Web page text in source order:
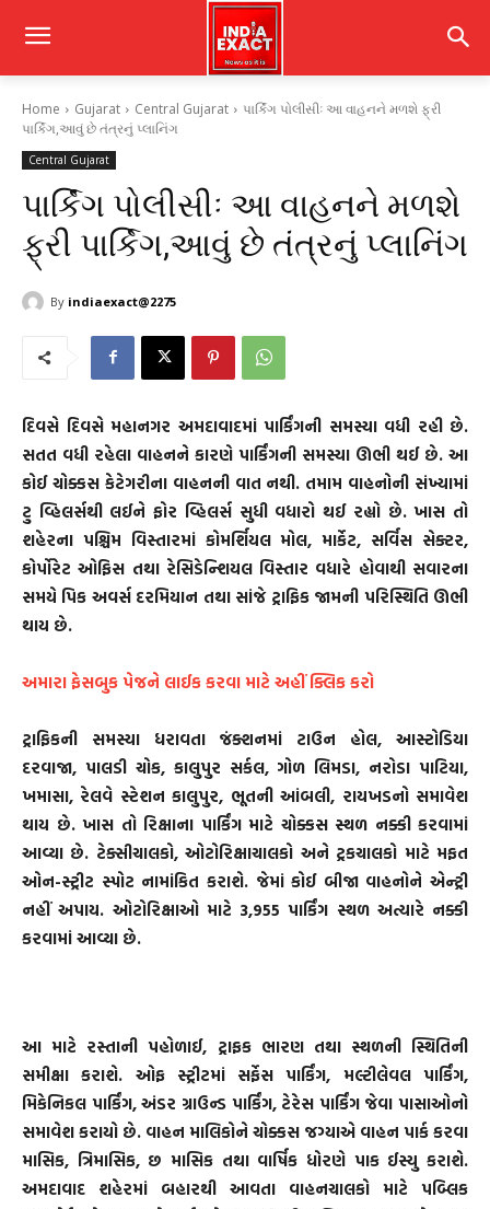
Home Gujarat Central Gujarat
પાર્કિંગ પોલીસીઃ આ વાહનને મળશે ફ્રી
પાર્કિગ,આવું છે તંત્રનું પ્લાનિંગ
Central Gujarat
પાર્કિંગ પોલીસીઃ આ વાહનને મળશે
ફ્રી પાર્કિગ,આવું છે તંત્રનું પ્લાનિંગ
By indiaexact@2275
દિવસે દિવસે મહાનગર અમદાવાદમાં પાર્કિંગની સમસ્યા વધી રહી છે.
સતત વધી રહેલા વાહનને કારણે પાર્કિંગની સમસ્યા ઊભી થઈ છે. આ
કોઈ ચોક્કસ કેટેગરીના વાહનની વાત નથી. તમામ વાહનોની સંખ્યામાં
ટુ વ્હિલર્સથી લઈને ફોર વ્હિલર્સ સુધી વધારો થઈ રહ્યો છે. ખાસ તો
શહેરના પશ્ચિમ વિસ્તારમાં કોમર્શિયલ મોલ, માર્કેટ, સર્વિસ સેક્ટર,
કોર્પોરેટ ઓફિસ તથા રેસિડેન્શિયલ વિસ્તાર વધારે હોવાથી સવારના
સમયે પિક અવર્સ દરમિયાન તથા સાંજે ટ્રાફિક જામની પરિસ્થિતિ ઊભી
થાય છે.
અમારા ફેસબુક પેજને લાઈક કરવા માટે અહીં ક્લિક કરો
ટ્રાફિકની સમસ્યા ધરાવતા જંક્શનમાં ટાઉન હોલ, આસ્ટોડિયા
દરવાજા, પાલડી ચોક, કાલુપુર સર્કલ, ગોળ લિમડા, નરોડા પાટિયા,
ખમાસા, રેલવે સ્ટેશન કાલુપુર, ભૂતની આંબલી, રાયખડનો સમાવેશ
થાય છે. ખાસ તો રિક્ષાના પાર્કિંગ માટે ચોક્કસ સ્થળ નક્કી કરવામાં
આવ્યા છે. ટેક્સીચાલકો, ઓટોરિક્ષાચાલકો અને ટ્રકચાલકો માટે મફત
ઓન-સ્ટ્રીટ સ્પોટ નામાંકિત કરાશે. જેમાં કોઈ બીજા વાહનોને એન્ટ્રી
નહીં અપાય. ઓટોરિક્ષાઓ માટે 3,955 પાર્કિંગ સ્થળ અત્યારે નક્કી
કરવામાં આવ્યા છે.
આ માટે રસ્તાની પહોળાઈ, ટ્રાફક ભારણ તથા સ્થળની સ્થિતિની
સમીક્ષા કરાશે. ઓફ સ્ટ્રીટમાં સર્ફેસ પાર્કિંગ, મલ્ટીલેવલ પાર્કિંગ,
મિકેનિકલ પાર્કિંગ, અંડર ગ્રાઉન્ડ પાર્કિંગ, ટેરેસ પાર્કિંગ જેવા પાસાઓનો
સમાવેશ કરાયો છે. વાહન માલિકોને ચોક્કસ જગ્યાએ વાહન પાર્ક કરવા
માસિક, ત્રિમાસિક, છ માસિક તથા વાર્ષિક ધોરણે પાક ઈસ્યુ કરાશે.
અમદાવાદ શહેરમાં બહારથી આવતા વાહનચાલકો માટે પબ્લિક